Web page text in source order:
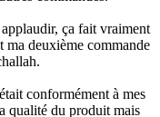
ça fait vraiment
deuxième commande
conformément à mes
qualité du produit mais